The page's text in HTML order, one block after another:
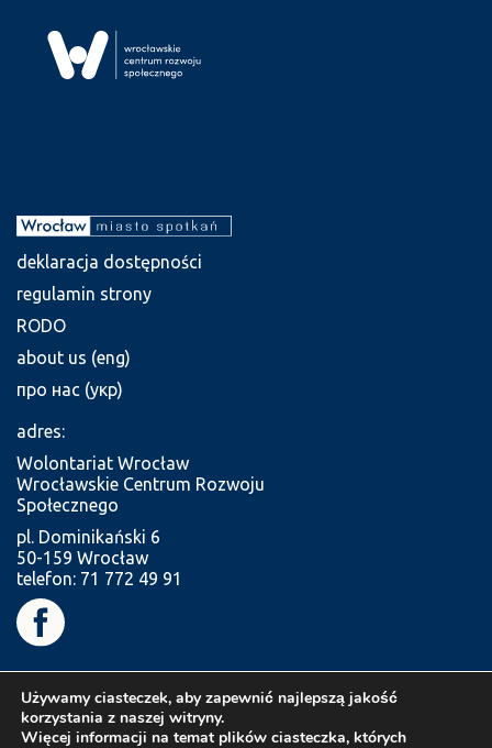
deklaracja dostępności
regulamin strony
RODO
about us (eng)
про нас (укр)
adres:
Wolontariat Wrocław
Wrocławskie Centrum Rozwoju
Społecznego
pl. Dominikański 6
50-159 Wrocław
telefon: 71 772 49 91
Używamy ciasteczek, aby zapewnić najlepszą jakość
korzystania z naszej witryny.
Więcej informacji na temat plików ciasteczka, których